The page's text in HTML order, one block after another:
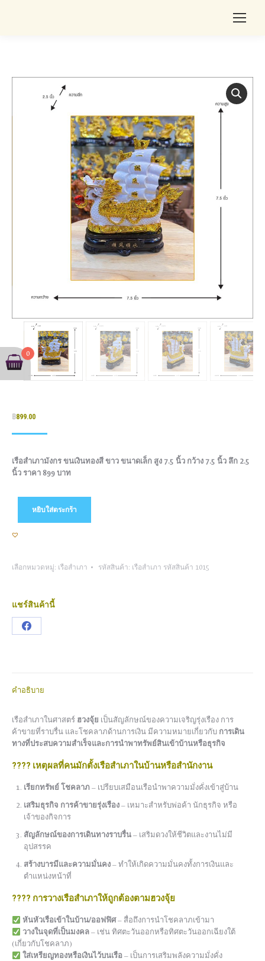
฿899.00
เรือสำเภามังกร ขนเงินทองสี ขาว ขนาดเล็ก สูง 7.5 นิ้ว กว้าง 7.5 นิ้ว ลึก 2.5
นิ้ว ราคา 899 บาท
หยิบใส่ตระกร้า
เลือกหมวดหมู่: เรือสำเภา รหัสสินค้า: เรือสำเภา รหัสสินค้า 1015
แชร์สินค้านี้
Share
คำอธิบาย
เรือสำเภาในศาสตร์ ฮวงจุ้ย เป็นสัญลักษณ์ของความเจริญรุ่งเรือง การ
ค้าขายที่ราบรื่น และโชคลาภด้านการเงิน มีความหมายเกี่ยวกับ การเดิน
ทางที่ประสบความสำเร็จและการนำพาทรัพย์สินเข้าบ้านหรือธุรกิจ
???? เหตุผลที่คนมักตั้งเรือสำเภาในบ้านหรือสำนักงาน
เรียกทรัพย์ โชคลาภ – เปรียบเสมือนเรือนำพาความมั่งคั่งเข้าสู่บ้าน
เสริมธุรกิจ การค้าขายรุ่งเรือง – เหมาะสำหรับพ่อค้า นักธุรกิจ หรือ
เจ้าของกิจการ
สัญลักษณ์ของการเดินทางราบรื่น – เสริมดวงให้ชีวิตและงานไม่มี
อุปสรรค
สร้างบารมีและความมั่นคง – ทำให้เกิดความมั่นคงทั้งการเงินและ
ตำแหน่งหน้าที่
???? การวางเรือสำเภาให้ถูกต้องตามฮวงจุ้ย
หันหัวเรือเข้าในบ้าน/ออฟฟิศ– สื่อถึงการนำโชคลาภเข้ามา
วางในจุดที่เป็นมงคล– เช่น ทิศตะวันออกหรือทิศตะวันออกเฉียงใต้
(เกี่ยวกับโชคลาภ)
ใส่เหรียญทองหรือเงินไว้บนเรือ – เป็นการเสริมพลังความมั่งคั่ง
0